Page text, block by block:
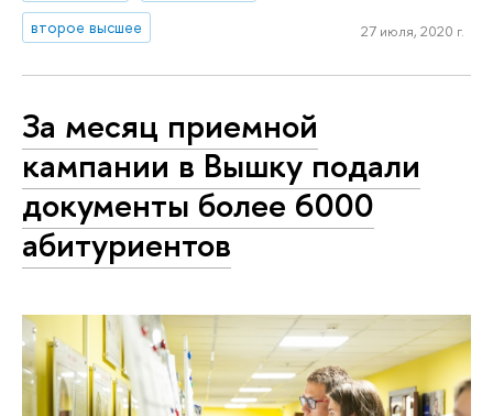
второе высшее
27 июля, 2020 г.
За месяц приемной
кампании в Вышку подали
документы более 6000
абитуриентов